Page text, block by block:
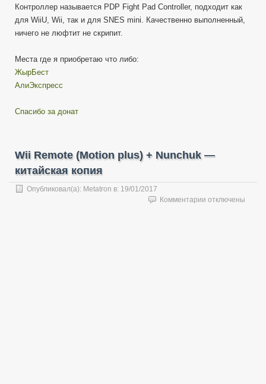
Контроллер называется PDP Fight Pad Controller, подходит как
для WiiU, Wii, так и для SNES mini. Качественно выполненный,
ничего не люфтит не скрипит.
Места где я приобретаю что либо:
ЖырБест
АлиЭкспресс
Спасибо за донат
Wii Remote (Motion plus) + Nunchuk —
китайская копия
Опубликовал(а): Metatron в: 19/01/2017
Комментарии котключены